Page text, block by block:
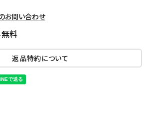
お問い合わせ
料
返品特約について